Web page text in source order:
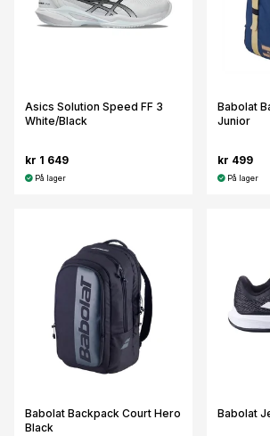
Asics Solution Speed FF 3
White/Black
kr 1 649
På lager
Babolat
Junior
kr 499
På lager
Babolat Backpack Court Hero
Black
Babolat